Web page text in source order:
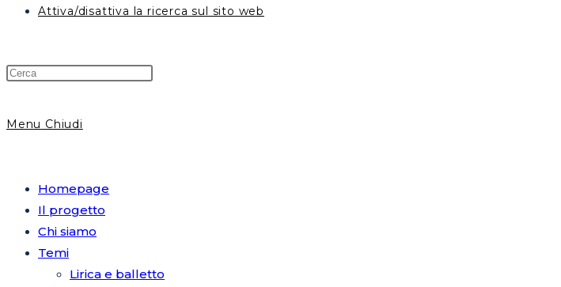
Attiva/disattiva la ricerca sul sito web
Menu Chiudi
Homepage
Il progetto
Chi siamo
Temi
Lirica e balletto